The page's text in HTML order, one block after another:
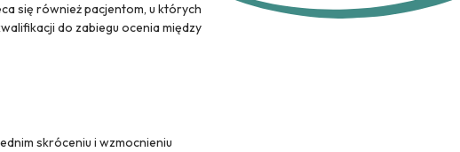
się również pacjentom, u których
do zabiegu ocenia między
skróceniu i wzmocnieniu